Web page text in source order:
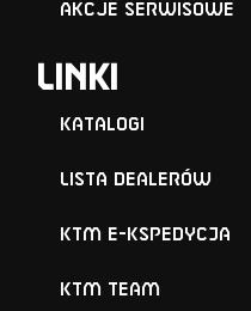
Akcje serwisowe
Linki
Katalogi
Lista Dealerów
KTM e-KSPEDYCJA
KTM TEAM